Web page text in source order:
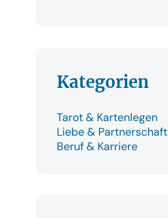
Kategorien
Tarot & Kartenlegen
Liebe & Partnerschaft
Beruf & Karriere